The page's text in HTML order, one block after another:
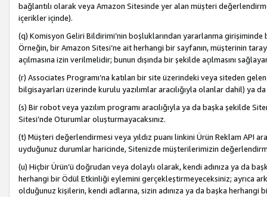
bağlantılı olarak veya Amazon Sitesinde yer alan müşteri
içerikler içinde).
(q) Komisyon Geliri Bildirimi’nin boşluklarından yararlanma
Örneğin, bir Amazon Sitesi’ne ait herhangi bir sayfanın, müşterinin
açılmasına izin verilmelidir; bunun dışında bir şekilde açılmasını
(r) Associates Programı’na katılan bir site üzerindeki veya siteden
bilgisayarları üzerinde kurulu yazılımlar aracılığıyla olanlar dahil) ya
(s) Bir robot veya yazılım programı aracılığıyla ya da başka şekilde
Sitesi’nde Oturumlar oluşturmayacaksınız.
(t) Müşteri değerlendirmesi veya yıldız puanı linkini Ürün Reklam API
uyduğunuz durumlar haricinde, Sitenizde müşterilerimizin
(u) Hiçbir Ürün’ü doğrudan veya dolaylı olarak, kendi adınıza ya da
herhangi bir Ödül Etkinliği eylemini gerçekleştirmeyeceksiniz; ayrıca
olduğunuz kişilerin, kendi adlarına, sizin adınıza ya da başka herhangi